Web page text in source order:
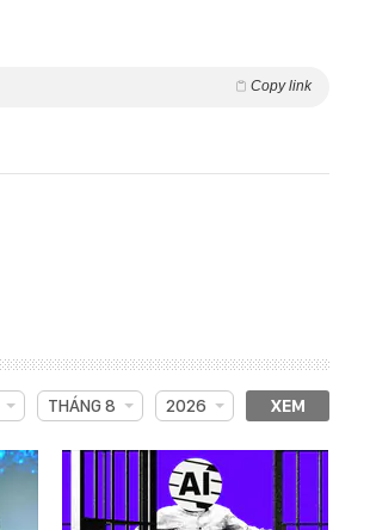
Copy link
THÁNG 8 2026 XEM